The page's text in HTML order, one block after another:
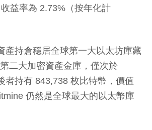
益率為 2.73%（按年化計
產持倉穩居全球第一大以太坊庫藏
二大加密資產金庫，僅次於
者持有 843,738 枚比特幣，價值
仍然是全球最大的以太幣庫